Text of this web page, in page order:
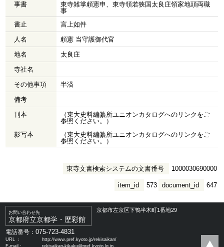
事書
東寺雑掌頼憲申、東寺領若狭国太良庄領家地頭両職
事
書止
言上如件
人名
頼憲 当守護御代官
地名
太良庄
寺社名
その他事項
半済
備考
刊本
（東大史料編纂所ユニオンカタログへのリンクをご
参照ください。）
影写本
（東大史料編纂所ユニオンカタログへのリンクをご
参照ください。）
東寺文書検索システムの文書番号 1000030690000
document_id 647
item_id 573
お問い合わせ先
京都府立京都学・歴彩館
京都市左京区下鴨半木町1番地29
電話番号：075-723-4831
URL ：
http://www.pref.kyoto.jp/rekisaikan/
E-mail：
rekisaikan-kikaku@pref.kyoto.lg.jp